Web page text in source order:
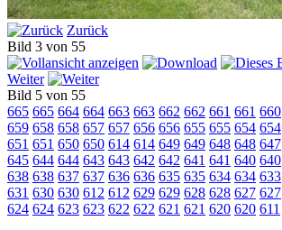
Zurück
Bild 3 von 55
Weiter
Bild 5 von 55
665 665 664 664 663 663 662 662 661 661 660
659 658 658 657 657 656 656 655 655 654 654
651 651 650 650 614 614 649 649 648 648 647
645 644 644 643 643 642 642 641 641 640 640
638 638 637 637 636 636 635 635 634 634 633
631 630 630 612 612 629 629 628 628 627 627
624 624 623 623 622 622 621 621 620 620 611